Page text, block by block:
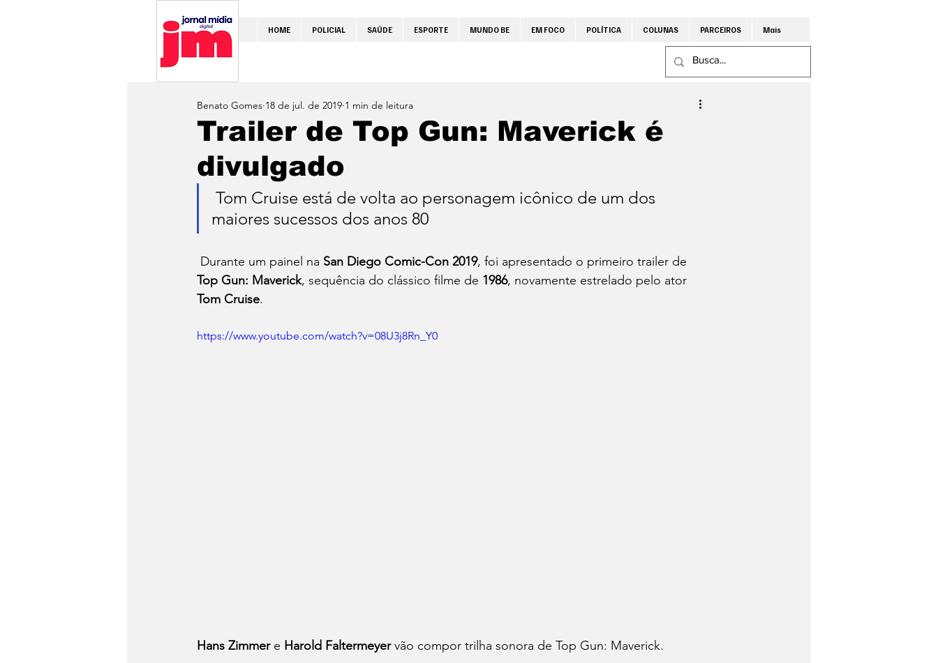
HOME POLICIAL SAÚDE ESPORTE MUNDO BE EM FOCO POLÍTICA COLUNAS PARCEIROS Mais
Trailer de Top Gun: Maverick é
divulgado
Benato Gomes 18 de jul. de 2019 1 min de leitura
maiores sucessos dos anos 80
Durante um painel na San Diego Comic-Con 2019, foi apresentado o primeiro trailer de
Top Gun: Maverick, sequência do clássico filme de 1986, novamente estrelado pelo ator
Tom Cruise.
https://www.youtube.com/watch?v=08U3j8Rn_Y0
Hans Zimmer e Harold Faltermeyer vão compor trilha sonora de Top Gun: Maverick.